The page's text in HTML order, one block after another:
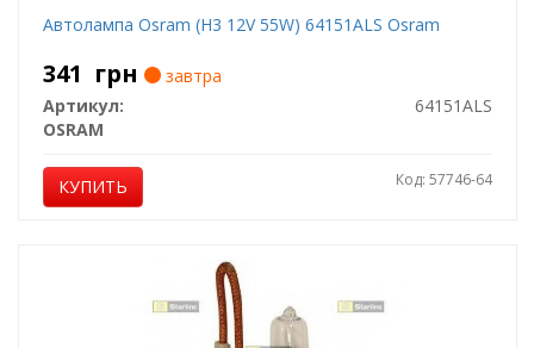
Автолампа Osram (H3 12V 55W) 64151ALS Osram
341 грн
завтра
Артикул:
64151ALS
OSRAM
КУПИТЬ Код: 57746-64